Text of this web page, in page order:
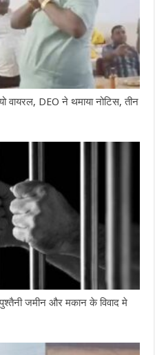
वायरल, DEO ने थमाया नोटिस, तीन
जमीन और मकान के विवाद मे